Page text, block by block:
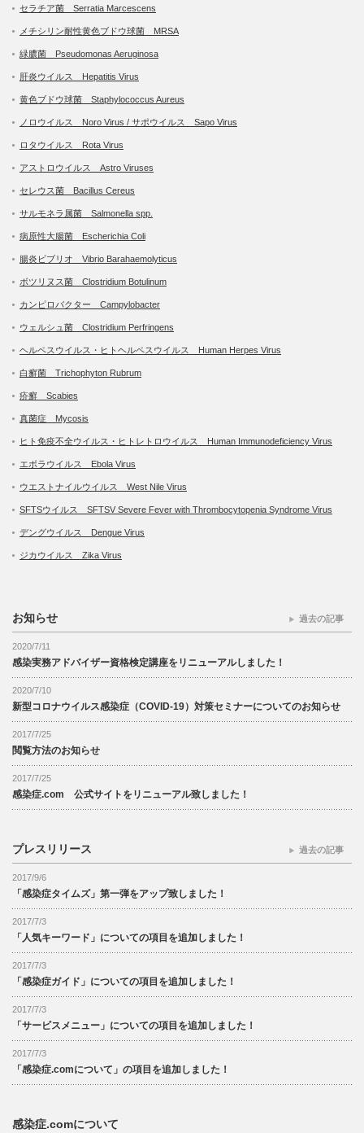
セラチア菌 Serratia Marcescens
メチシリン耐性黄色ブドウ球菌 MRSA
緑膿菌 Pseudomonas Aeruginosa
肝炎ウイルス Hepatitis Virus
黄色ブドウ球菌 Staphylococcus Aureus
ノロウイルス Noro Virus / サポウイルス Sapo Virus
ロタウイルス Rota Virus
アストロウイルス Astro Viruses
セレウス菌 Bacillus Cereus
サルモネラ属菌 Salmonella spp.
病原性大腸菌 Escherichia Coli
腸炎ビブリオ Vibrio Barahaemolyticus
ボツリヌス菌 Clostridium Botulinum
カンピロバクター Campylobacter
ウェルシュ菌 Clostridium Perfringens
ヘルペスウイルス・ヒトヘルペスウイルス Human Herpes Virus
白癬菌 Trichophyton Rubrum
疥癬 Scabies
真菌症 Mycosis
ヒト免疫不全ウイルス・ヒトレトロウイルス Human Immunodeficiency Virus
エボラウイルス Ebola Virus
ウエストナイルウイルス West Nile Virus
SFTSウイルス SFTSV Severe Fever with Thrombocytopenia Syndrome Virus
デングウイルス Dengue Virus
ジカウイルス Zika Virus
お知らせ
2020/7/11
感染実務アドバイザー資格検定講座をリニューアルしました！
2020/7/10
新型コロナウイルス感染症（COVID-19）対策セミナーについてのお知らせ
2017/7/25
閲覧方法のお知らせ
2017/7/25
感染症.com 公式サイトをリニューアル致しました！
過去の記事
プレスリリース
2017/9/6
「感染症タイムズ」第一弾をアップ致しました！
2017/7/3
「人気キーワード」についての項目を追加しました！
2017/7/3
「感染症ガイド」についての項目を追加しました！
2017/7/3
「サービスメニュー」についての項目を追加しました！
2017/7/3
「感染症.comについて」の項目を追加しました！
過去の記事
感染症.comについて